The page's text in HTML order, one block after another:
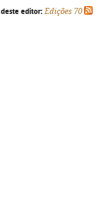
deste editor: Edições 70